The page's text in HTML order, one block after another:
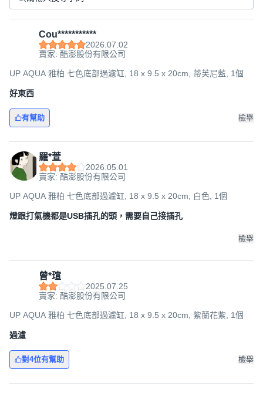
Cou***********
2026.07.02
賣家: 酷澎股份有限公司
UP AQUA 雅柏 七色底部過濾缸, 18 x 9.5 x 20cm, 蒂芙尼藍, 1個
好東西
有幫助 檢舉
羅*萱
2026.05.01
賣家: 酷澎股份有限公司
UP AQUA 雅柏 七色底部過濾缸, 18 x 9.5 x 20cm, 白色, 1個
燈跟打氣機都是USB插孔的頭，需要自己接插孔
檢舉
曾*瑄
2025.07.25
賣家: 酷澎股份有限公司
UP AQUA 雅柏 七色底部過濾缸, 18 x 9.5 x 20cm, 紫蘭花紫, 1個
過濾
對4位有幫助 檢舉